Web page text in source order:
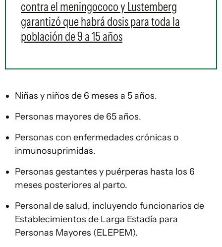
contra el meningococo y Lustemberg
garantizó que habrá dosis para toda la
población de 9 a 15 años
Niñas y niños de 6 meses a 5 años.
Personas mayores de 65 años.
Personas con enfermedades crónicas o
inmunosuprimidas.
Personas gestantes y puérperas hasta los 6
meses posteriores al parto.
Personal de salud, incluyendo funcionarios de
Establecimientos de Larga Estadía para
Personas Mayores (ELEPEM).